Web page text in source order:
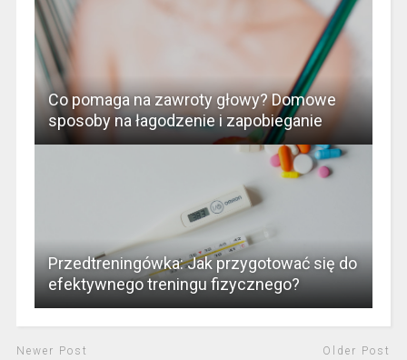
Co pomaga na zawroty głowy? Domowe
sposoby na łagodzenie i zapobieganie
Przedtreningówka: Jak przygotować się do
efektywnego treningu fizycznego?
Newer Post Older Post